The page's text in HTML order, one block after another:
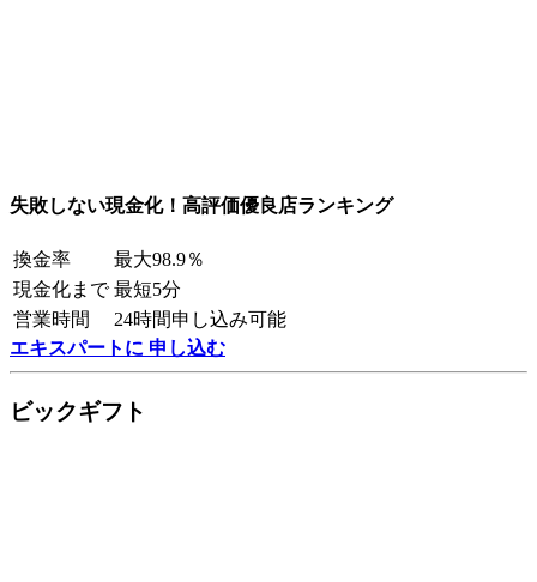
失敗しない現金化！高評価優良店ランキング
換金率
最大98.9％
現金化まで 最短5分
営業時間
24時間申し込み可能
エキスパートに 申し込む
ビックギフト